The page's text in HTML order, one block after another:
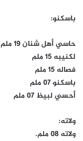
باسكنو:
حاسي أهل شنان 19 ملم
لكنيبه 15 ملم
فصاله 15 ملم
باسكنو 07 ملم
أحسي لبيظ 07 ملم
ولاته:
ولاته 08 ملم.